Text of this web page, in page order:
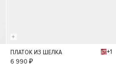
S
ПЛАТОК ИЗ ШЕЛКА
+1
6 990 ₽